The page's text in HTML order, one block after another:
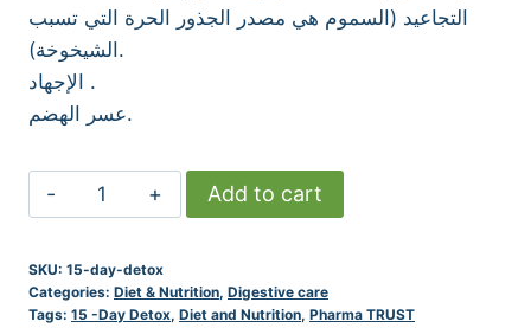
التجاعيد (السموم هي مصدر الجذور الحرة التي تسبب
الشيخوخة).
الإجهاد .
عسر الهضم.
TRUST
15-
DETOX
quantity
Add to cart
SKU: 15-day-detox
Categories: Diet & Nutrition, Digestive care
Tags: 15 -Day Detox, Diet and Nutrition, Pharma TRUST